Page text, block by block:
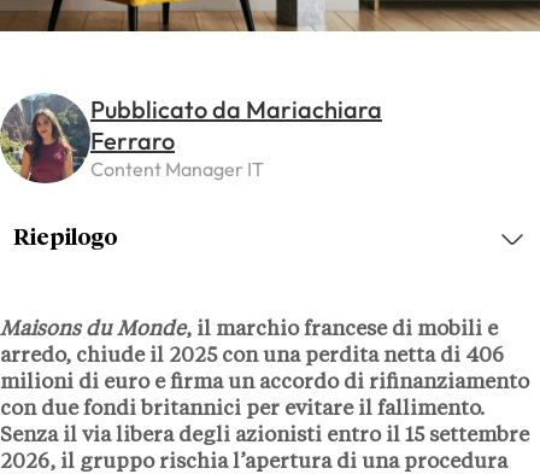
Pubblicato da Mariachiara
Ferraro
Content Manager IT
Maisons du Monde, il marchio francese di mobili e
arredo, chiude il 2025 con una perdita netta di 406
milioni di euro e firma un accordo di rifinanziamento
con due fondi britannici per evitare il fallimento.
Senza il via libera degli azionisti entro il 15 settembre
2026, il gruppo rischia l’apertura di una procedura
Riepilogo